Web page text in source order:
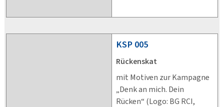
KSP 005
Rückenskat
mit Motiven zur Kampagne
„Denk an mich. Dein
Rücken“ (Logo: BG RCI,